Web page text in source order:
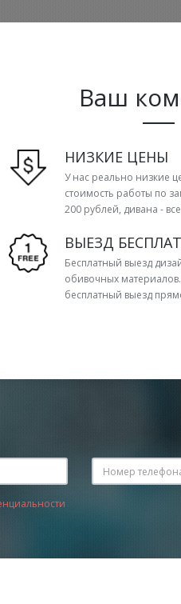
Ваш
НИЗКИЕ ЦЕНЫ
У нас реально низкие
стоимость работы по
200 рублей, дивана -
ВЫЕЗД
Бесплатный выезд
обивочных
бесплатный выезд